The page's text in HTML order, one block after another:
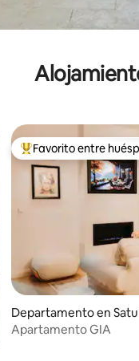
De los mejores en
Favorito entre
Departamento en
Apartamento GIA